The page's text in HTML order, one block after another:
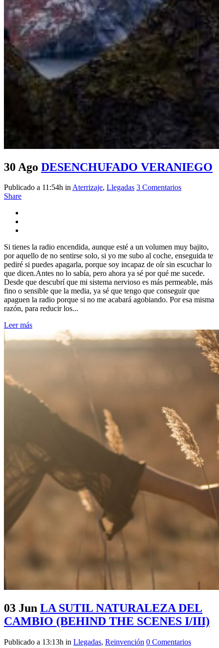
30 Ago DESENCHUFADO VERANIEGO
Publicado a 11:54h inAterrizaje, Llegadas 3 Comentarios
Share
Si tienes la radio encendida, aunque esté a un volumen muy bajito,
por aquello de no sentirse solo, si yo me subo al coche, enseguida te
pediré si puedes apagarla, porque soy incapaz de oír sin escuchar lo
que dicen.Antes no lo sabía, pero ahora ya sé por qué me sucede.
Desde que descubrí que mi sistema nervioso es más permeable, más
fino o sensible que la media, ya sé que tengo que conseguir que
apaguen la radio porque si no me acabará agobiando. Por esa misma
razón, para reducir los...
Leer más
03 Jun LA SUTIL NATURALEZA DEL
CAMBIO (BEHIND THE SCENES I/III)
Publicado a 13:13h in Llegadas, Reinvención 0 Comentarios